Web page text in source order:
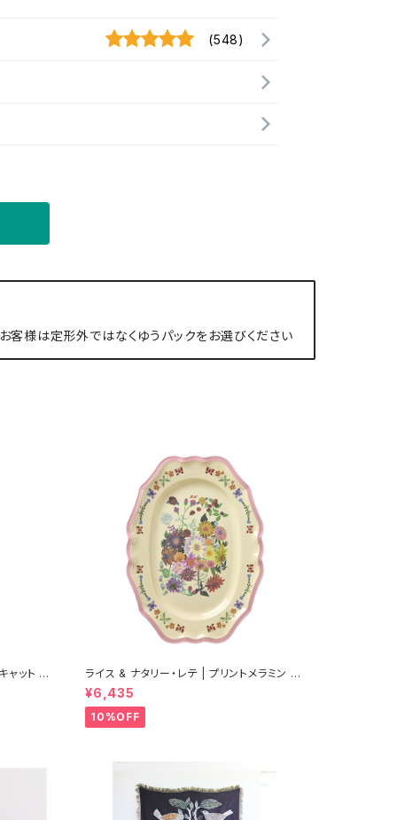
(548)
客様は定形外ではなくゆうパックをお選びください
ャット |
ライス & ナタリー・レテ | プリントメラミン サ
ービングディッシュ ラージサイズ ピンク【タイ
製】
¥6,435
10%OFF